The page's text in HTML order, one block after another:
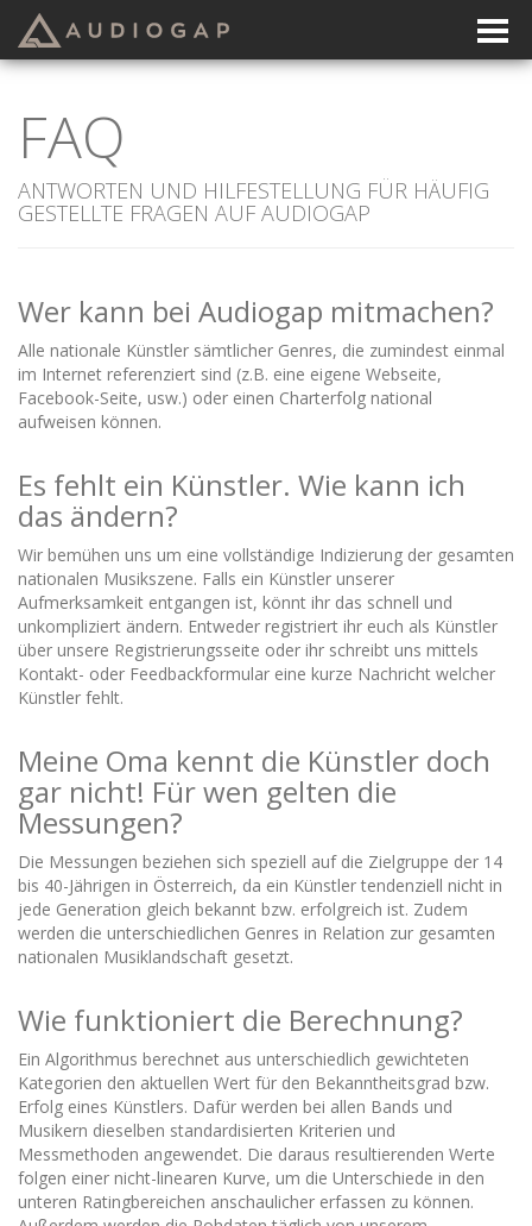
FAQ
ANTWORTEN UND HILFESTELLUNG FÜR HÄUFIG
GESTELLTE FRAGEN AUF AUDIOGAP
Wer kann bei Audiogap mitmachen?
Alle nationale Künstler sämtlicher Genres, die zumindest einmal
im Internet referenziert sind (z.B. eine eigene Webseite,
Facebook-Seite, usw.) oder einen Charterfolg national
aufweisen können.
Es fehlt ein Künstler. Wie kann ich
das ändern?
Wir bemühen uns um eine vollständige Indizierung der gesamten
nationalen Musikszene. Falls ein Künstler unserer
Aufmerksamkeit entgangen ist, könnt ihr das schnell und
unkompliziert ändern. Entweder registriert ihr euch als Künstler
über unsere Registrierungsseite oder ihr schreibt uns mittels
Kontakt- oder Feedbackformular eine kurze Nachricht welcher
Künstler fehlt.
Meine Oma kennt die Künstler doch
gar nicht! Für wen gelten die
Messungen?
Die Messungen beziehen sich speziell auf die Zielgruppe der 14
bis 40-Jährigen in Österreich, da ein Künstler tendenziell nicht in
jede Generation gleich bekannt bzw. erfolgreich ist. Zudem
werden die unterschiedlichen Genres in Relation zur gesamten
nationalen Musiklandschaft gesetzt.
Wie funktioniert die Berechnung?
Ein Algorithmus berechnet aus unterschiedlich gewichteten
Kategorien den aktuellen Wert für den Bekanntheitsgrad bzw.
Erfolg eines Künstlers. Dafür werden bei allen Bands und
Musikern dieselben standardisierten Kriterien und
Messmethoden angewendet. Die daraus resultierenden Werte
folgen einer nicht-linearen Kurve, um die Unterschiede in den
unteren Ratingbereichen anschaulicher erfassen zu können.